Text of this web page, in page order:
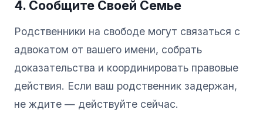
4. Сообщите Своей Семье
Родственники на свободе могут связаться с
адвокатом от вашего имени, собрать
доказательства и координировать правовые
действия. Если ваш родственник задержан,
не ждите — действуйте сейчас.